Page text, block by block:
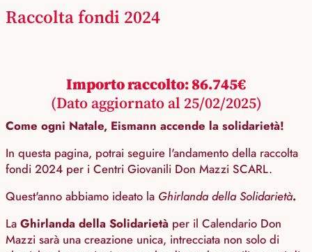
Raccolta fondi 2024
Importo raccolto: 86.745€
(Dato aggiornato al 25/02/2025)
Come ogni Natale, Eismann accende la solidarietà!
In questa pagina, potrai seguire l'andamento della raccolta
fondi 2024 per i Centri Giovanili Don Mazzi SCARL.
Quest'anno abbiamo ideato la Ghirlanda della Solidarietà.
La Ghirlanda della Solidarietà per il Calendario Don
Mazzi sarà una creazione unica, intrecciata non solo di